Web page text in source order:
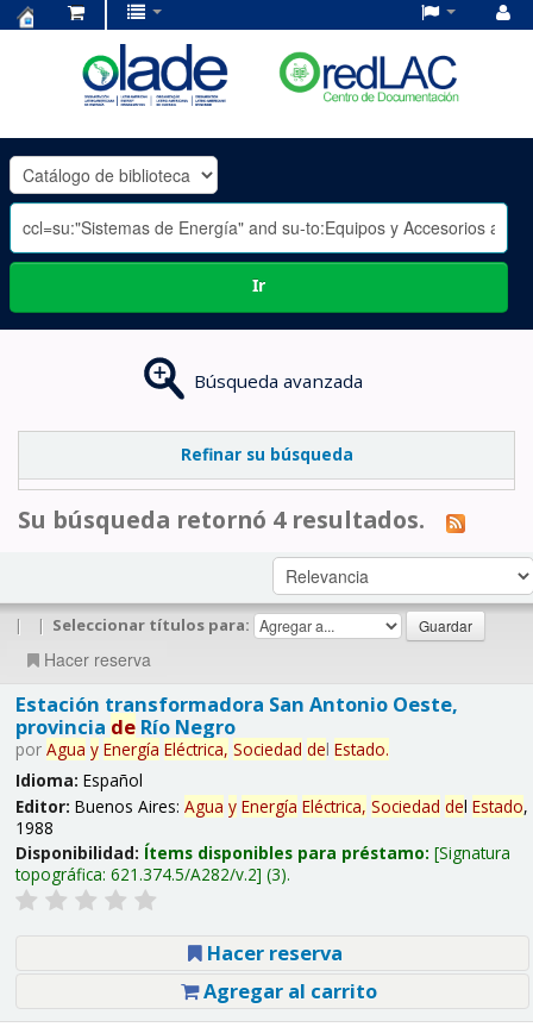
OLADE
-
Ir
Búsqueda avanzada
Refinar su búsqueda
Su búsqueda retornó 4 resultados.
| | Seleccionar títulos para:
Hacer reserva
Estación transformadora San Antonio Oeste,
provincia deRío Negro
por Agua y Energía Eléctrica, Sociedad del Estado.
Idioma: Español
Editor: Buenos Aires: Agua y Energía Eléctrica, Sociedad del Estado,
1988
Disponibilidad: Ítems disponibles para préstamo: Signatura
topográfica: 621.374.5/A282/v.2 (3).
Hacer reserva
Agregar al carrito